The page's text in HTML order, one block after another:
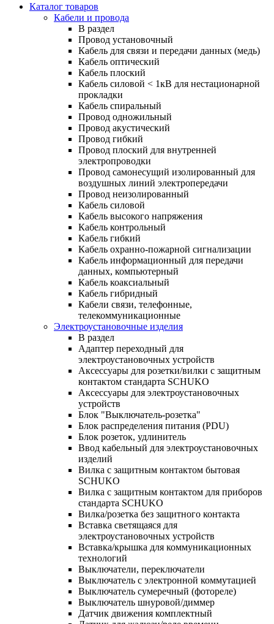
Каталог товаров
Кабели и провода
В раздел
Провод установочный
Кабель для связи и передачи данных (медь)
Кабель оптический
Кабель плоский
Кабель силовой < 1кВ для нестационарной
прокладки
Кабель спиральный
Провод одножильный
Провод акустический
Провод гибкий
Провод плоский для внутренней
электропроводки
Провод самонесущий изолированный для
воздушных линий электропередачи
Провод неизолированный
Кабель силовой
Кабель высокого напряжения
Кабель контрольный
Кабель гибкий
Кабель охранно-пожарной сигнализации
Кабель информационный для передачи
данных, компьютерный
Кабель коаксиальный
Кабель гибридный
Кабели связи, телефонные,
телекоммуникационные
Электроустановочные изделия
В раздел
Адаптер переходный для
электроустановочных устройств
Аксессуары для розетки/вилки с защитным
контактом стандарта SCHUKO
Аксессуары для электроустановочных
устройств
Блок "Выключатель-розетка"
Блок распределения питания (PDU)
Блок розеток, удлинитель
Ввод кабельный для электроустановочных
изделий
Вилка с защитным контактом бытовая
SCHUKO
Вилка с защитным контактом для приборов
стандарта SCHUKO
Вилка/розетка без защитного контакта
Вставка светящаяся для
электроустановочных устройств
Вставка/крышка для коммуникационных
технологий
Выключатели, переключатели
Выключатель с электронной коммутацией
Выключатель сумеречный (фотореле)
Выключатель шнуровой/диммер
Датчик движения комплектный